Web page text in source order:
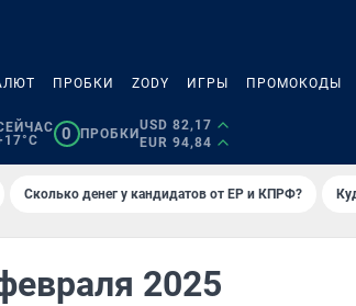
ПРОБКИ ZODY ИГРЫ ПРОМОКОДЫ
0 ПРОБКИ
USD 82,17
EUR 94,84
Сколько денег у кандидатов от ЕР и КПРФ?
2025